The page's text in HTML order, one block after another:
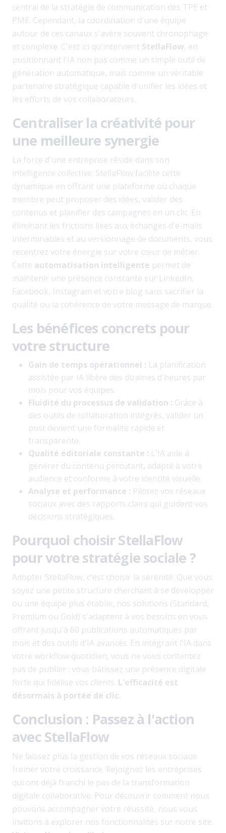
central de la stratégie de communication des TPE et
PME. Cependant, la coordination d'une équipe
autour de ces canaux s'avère souvent chronophage
et complexe. C'est ici qu'intervient StellaFlow, en
positionnant l'IA non pas comme un simple outil de
génération automatique, mais comme un véritable
partenaire stratégique capable d'unifier les idées et
les efforts de vos collaborateurs.
Centraliser la créativité pour
une meilleure synergie
La force d'une entreprise réside dans son
intelligence collective. StellaFlow facilite cette
dynamique en offrant une plateforme où chaque
membre peut proposer des idées, valider des
contenus et planifier des campagnes en un clic. En
éliminant les frictions liées aux échanges d'e-mails
interminables et au versionnage de documents, vous
recentrez votre énergie sur votre cœur de métier.
Cette automatisation intelligente permet de
maintenir une présence constante sur LinkedIn,
Facebook, Instagram et votre blog sans sacrifier la
qualité ou la cohérence de votre message de marque.
Les bénéfices concrets pour
votre structure
Gain de temps opérationnel : La planification
assistée par IA libère des dizaines d'heures par
mois pour vos équipes.
Fluidité du processus de validation : Grâce à
des outils de collaboration intégrés, valider un
post devient une formalité rapide et
transparente.
Qualité éditoriale constante : L'IA aide à
générer du contenu percutant, adapté à votre
audience et conforme à votre identité visuelle.
Analyse et performance : Pilotez vos réseaux
sociaux avec des rapports clairs qui guident vos
décisions stratégiques.
Pourquoi choisir StellaFlow
pour votre stratégie sociale ?
Adopter StellaFlow, c'est choisir la sérénité. Que vous
soyez une petite structure cherchant à se développer
ou une équipe plus établie, nos solutions (Standard,
Premium ou Gold) s'adaptent à vos besoins en vous
offrant jusqu'à 60 publications automatiques par
mois et des outils d'IA avancés. En intégrant l'IA dans
votre workflow quotidien, vous ne vous contentez
pas de publier : vous bâtissez une présence digitale
forte qui fidélise vos clients. L'efficacité est
désormais à portée de clic.
Conclusion : Passez à l'action
avec StellaFlow
Ne laissez plus la gestion de vos réseaux sociaux
freiner votre croissance. Rejoignez les entreprises
qui ont déjà franchi le pas de la transformation
digitale collaborative. Pour découvrir comment nous
pouvons accompagner votre réussite, nous vous
invitons à explorer nos fonctionnalités sur notre site.